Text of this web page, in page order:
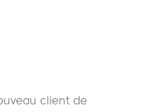
client de